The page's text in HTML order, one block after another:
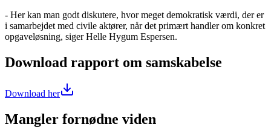
- Her kan man godt diskutere, hvor meget demokratisk værdi, der er
i samarbejdet med civile aktører, når det primært handler om konkret
opgaveløsning, siger Helle Hygum Espersen.
Download rapport om samskabelse
Download her
Mangler fornødne viden